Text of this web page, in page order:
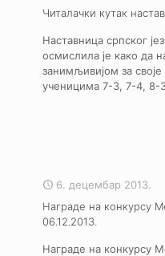
Читалачки кутак
Наставница српског
осмислила је како да
занимљивијом за
ученицима 7-3, 7-4, 8-
6. децембар 2013.
Награде на конкурсу
06.12.2013.
Награде на конкурсу